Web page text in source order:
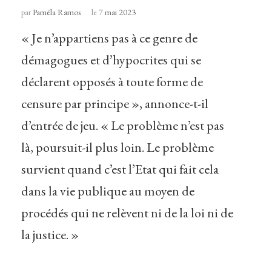
parPaméla Ramos le 7 mai 2023
« Je n’appartiens pas à ce genre de
démagogues et d’hypocrites qui se
déclarent opposés à toute forme de
censure par principe », annonce-t-il
d’entrée de jeu. « Le problème n’est pas
là, poursuit-il plus loin. Le problème
survient quand c’est l’Etat qui fait cela
dans la vie publique au moyen de
procédés qui ne relèvent ni de la loi ni de
la justice. »